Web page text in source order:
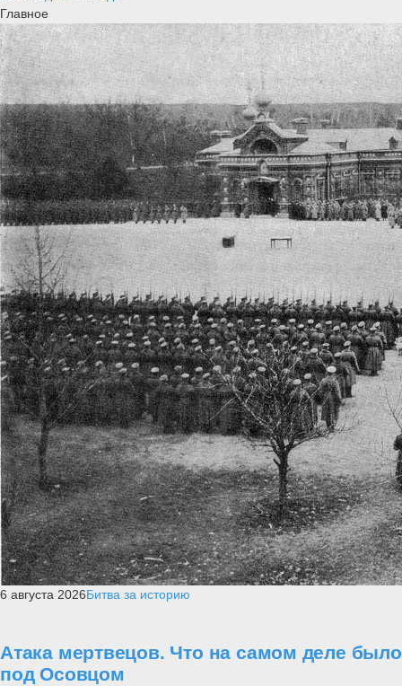
Главное
6 августа 2026Битва за историю
Атака мертвецов. Что на самом деле было
под Осовцом